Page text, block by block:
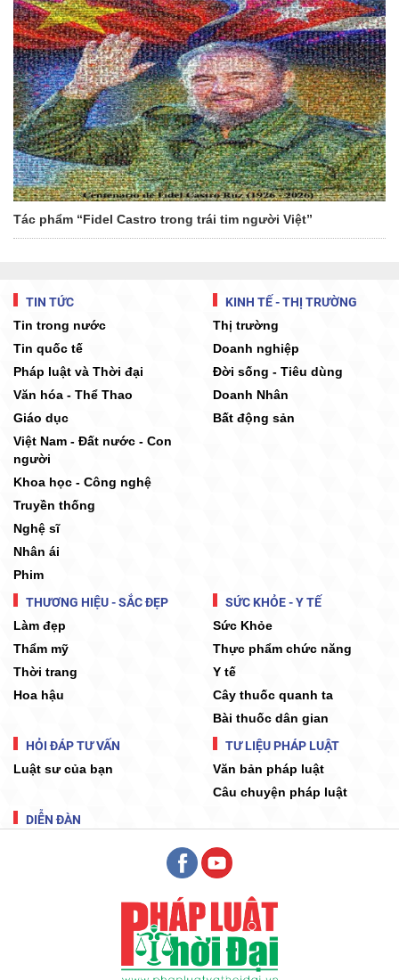
Tác phẩm “Fidel Castro trong trái tim người Việt”
TIN TỨC
Tin trong nước
Tin quốc tế
Pháp luật và Thời đại
Văn hóa - Thể Thao
Giáo dục
Việt Nam - Đất nước - Con
người
Khoa học - Công nghệ
Truyền thống
Nghệ sĩ
Nhân ái
Phim
KINH TẾ - THỊ TRƯỜNG
Thị trường
Doanh nghiệp
Đời sống - Tiêu dùng
Doanh Nhân
Bất động sản
THƯƠNG HIỆU - SẮC ĐẸP
Làm đẹp
Thẩm mỹ
Thời trang
Hoa hậu
SỨC KHỎE - Y TẾ
Sức Khỏe
Thực phẩm chức năng
Y tế
Cây thuốc quanh ta
Bài thuốc dân gian
HỎI ĐÁP TƯ VẤN
Luật sư của bạn
TƯ LIỆU PHÁP LUẬT
Văn bản pháp luật
Câu chuyện pháp luật
DIỄN ĐÀN